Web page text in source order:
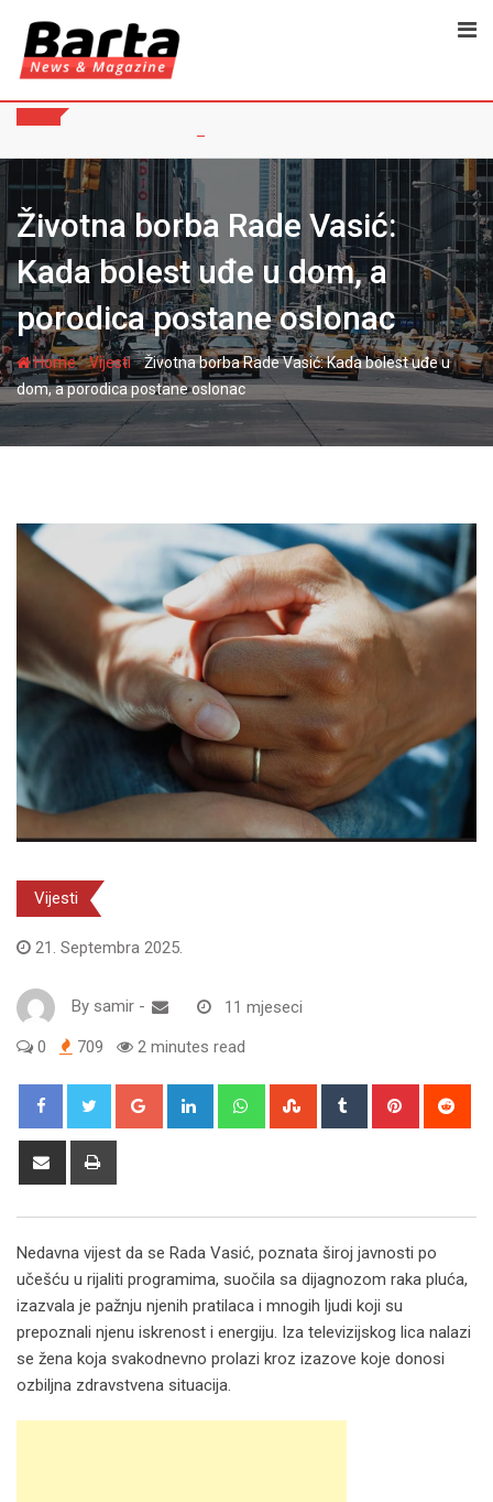
content
Životna borba Rade Vasić:
Kada bolest uđe u dom, a
porodica postane oslonac
Home-Vijesti-Životna borba Rade Vasić: Kada bolest uđe u
dom, a porodica postane oslonac
Vijesti
21. Septembra 2025.
By samir - 11 mjeseci
0 709 2 minutes read
Google+ LinkedIn WhatsappStumbleUpon
Tumblr Pinterest
Share
Nedavna vijest da se Rada Vasić, poznata široj javnosti po
učešću u rijaliti programima, suočila sa dijagnozom raka pluća,
izazvala je pažnju njenih pratilaca i mnogih ljudi koji su
prepoznali njenu iskrenost i energiju. Iza televizijskog lica nalazi
se žena koja svakodnevno prolazi kroz izazove koje donosi
ozbiljna zdravstvena situacija.